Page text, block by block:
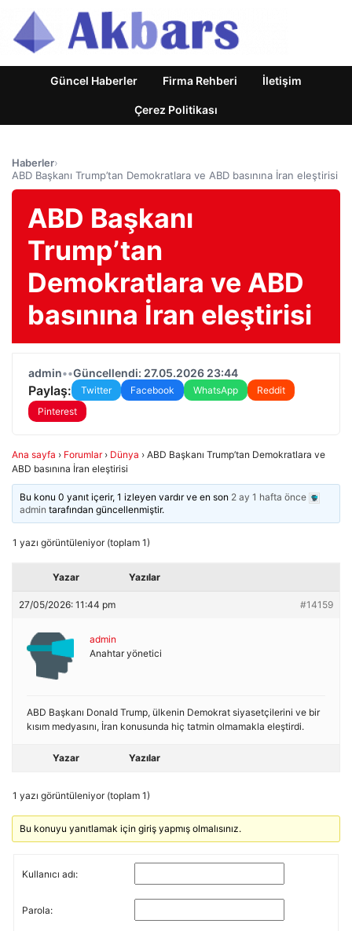
Güncel Haberler Firma Rehberi İletişim
Çerez Politikası
Haberler›
ABD Başkanı Trump’tan Demokratlara ve ABD basınına İran eleştirisi
ABD Başkanı
Trump’tan
Demokratlara ve ABD
basınına İran eleştirisi
admin••Güncellendi: 27.05.2026 23:44
Paylaş: Twitter Facebook WhatsApp
Reddit
Pinterest
Ana sayfa › Forumlar › Dünya › ABD Başkanı Trump’tan Demokratlara ve
ABD basınına İran eleştirisi
Bu konu 0 yanıt içerir, 1 izleyen vardır ve en son 2 ay 1 hafta önce
admin tarafından güncellenmiştir.
1 yazı görüntüleniyor (toplam 1)
Yazar Yazılar
27/05/2026: 11:44 pm #14159
admin
Anahtar yönetici
ABD Başkanı Donald Trump, ülkenin Demokrat siyasetçilerini ve bir
kısım medyasını, İran konusunda hiç tatmin olmamakla eleştirdi.
Yazar Yazılar
1 yazı görüntüleniyor (toplam 1)
Bu konuyu yanıtlamak için giriş yapmış olmalısınız.
Kullanıcı adı:
Parola: